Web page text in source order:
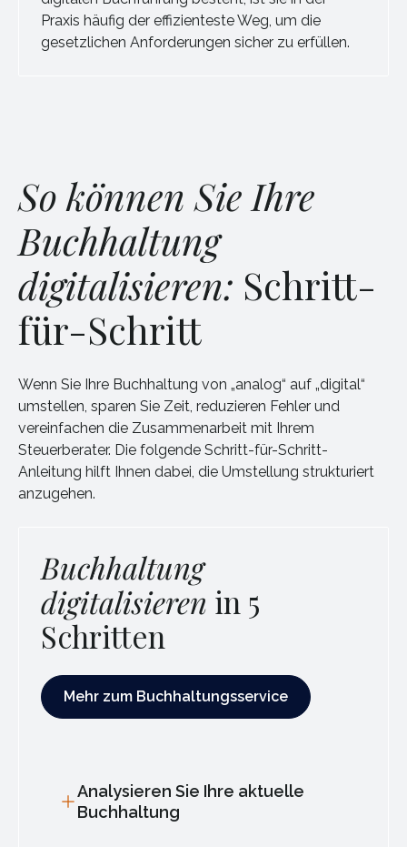
Praxis häufig der effizienteste Weg, um die
gesetzlichen Anforderungen sicher zu erfüllen.
So können Sie Ihre
Buchhaltung
digitalisieren: Schritt-
für-Schritt
Wenn Sie Ihre Buchhaltung von „analog“ auf „digital“
umstellen, sparen Sie Zeit, reduzieren Fehler und
vereinfachen die Zusammenarbeit mit Ihrem
Steuerberater. Die folgende Schritt-für-Schritt-
Anleitung hilft Ihnen dabei, die Umstellung strukturiert
anzugehen.
Buchhaltung
digitalisieren in 5
Schritten
Mehr zum Buchhaltungsservice
Mehr zum Buchhaltungsservice
Analysieren Sie Ihre aktuelle
Buchhaltung